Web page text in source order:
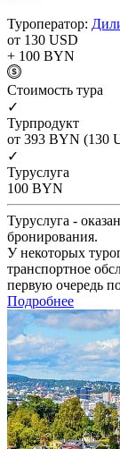
Туроператор:
от 130 USD
+ 100 BYN
Cтоимость тура
✓
Турпродукт
от 393 BYN (130
✓
Туруслуга
100 BYN
Туруслуга -
бронирования.
У некоторых
транспортное
первую очередь
Подробнее